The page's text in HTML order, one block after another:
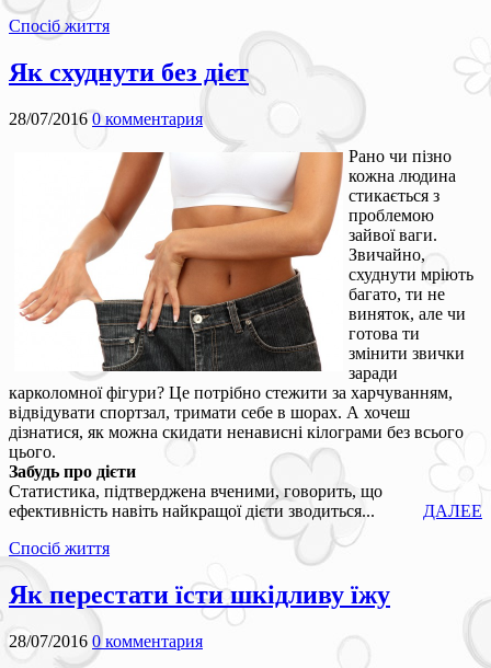
Спосіб життя
Як схуднути без дієт
28/07/2016 0 комментария
Рано чи пізно
кожна людина
стикається з
проблемою
зайвої ваги.
Звичайно,
схуднути мріють
багато, ти не
виняток, але чи
готова ти
змінити звички
заради
карколомної фігури? Це потрібно стежити за харчуванням,
відвідувати спортзал, тримати себе в шорах. А хочеш
дізнатися, як можна скидати ненависні кілограми без всього
цього.
Забудь про дієти
Статистика, підтверджена вченими, говорить, що
ефективність навіть найкращої дієти зводиться...
ДАЛЕЕ
Спосіб життя
Як перестати їсти шкідливу їжу
28/07/2016 0 комментария